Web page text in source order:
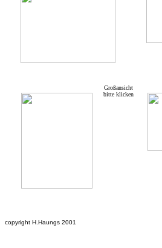
Großansicht
bitte klicken
copyright H.Haungs 2001